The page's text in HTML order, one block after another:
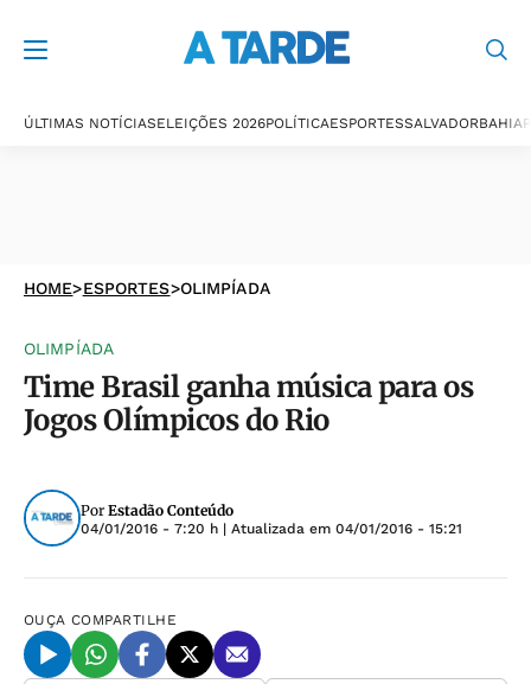
ÚLTIMAS NOTÍCIASELEIÇÕES 2026POLÍTICAESPORTESSALVADORBAHIA
HOME>ESPORTES>OLIMPÍADA
OLIMPÍADA
Time Brasil ganha música para os
Jogos Olímpicos do Rio
Por Estadão Conteúdo
04/01/2016 - 7:20 h | Atualizada em 04/01/2016 - 15:21
OUÇA COMPARTILHE